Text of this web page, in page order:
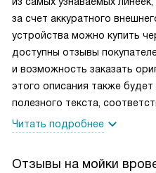
за счет аккуратного
устройства можно купить
доступны отзывы
и возможность заказать
этого описания также будет
полезного текста,
Читать подробнее
Отзывы на мойки